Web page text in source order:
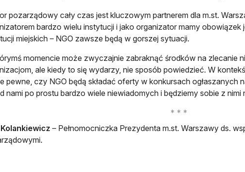
pozarządowy cały czas jest kluczowym partnerem dla m.st.
bardzo wielu instytucji i jako organizator mamy
miejskich – NGO zawsze będą w gorszej sytuacji.
momencie może zwyczajnie zabraknąć środków na zlecanie
ale kiedy to się wydarzy, nie sposób powiedzieć. W
pewne, czy NGO będą składać oferty w konkursach ogłaszanych
nami po prostu bardzo wiele niewiadomych i będziemy sobie z nimi
Kolankiewicz – Pełnomocniczka Prezydenta m.st. Warszawy ds.